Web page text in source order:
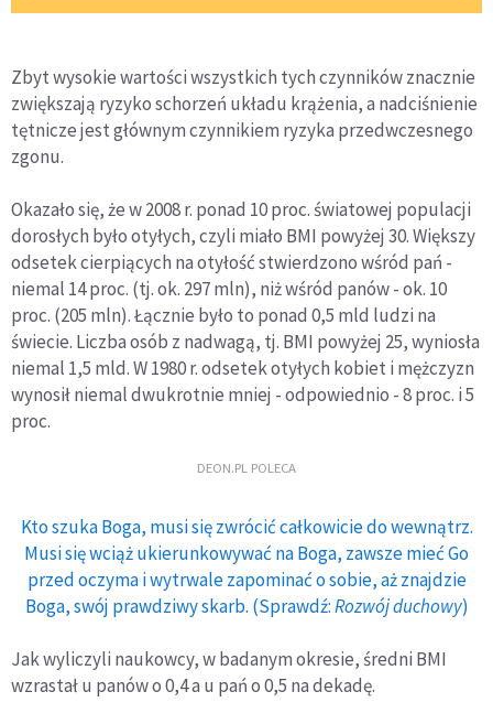
Zbyt wysokie wartości wszystkich tych czynników znacznie
zwiększają ryzyko schorzeń układu krążenia, a nadciśnienie
tętnicze jest głównym czynnikiem ryzyka przedwczesnego
zgonu.
Okazało się, że w 2008 r. ponad 10 proc. światowej populacji
dorosłych było otyłych, czyli miało BMI powyżej 30. Większy
odsetek cierpiących na otyłość stwierdzono wśród pań -
niemal 14 proc. (tj. ok. 297 mln), niż wśród panów - ok. 10
proc. (205 mln). Łącznie było to ponad 0,5 mld ludzi na
świecie. Liczba osób z nadwagą, tj. BMI powyżej 25, wyniosła
niemal 1,5 mld. W 1980 r. odsetek otyłych kobiet i mężczyzn
wynosił niemal dwukrotnie mniej - odpowiednio - 8 proc. i 5
proc.
DEON.PL POLECA
Kto szuka Boga, musi się zwrócić całkowicie do wewnątrz.
Musi się wciąż ukierunkowywać na Boga, zawsze mieć Go
przed oczyma i wytrwale zapominać o sobie, aż znajdzie
Boga, swój prawdziwy skarb. (Sprawdź:Rozwój duchowy)
Jak wyliczyli naukowcy, w badanym okresie, średni BMI
wzrastał u panów o 0,4 a u pań o 0,5 na dekadę.